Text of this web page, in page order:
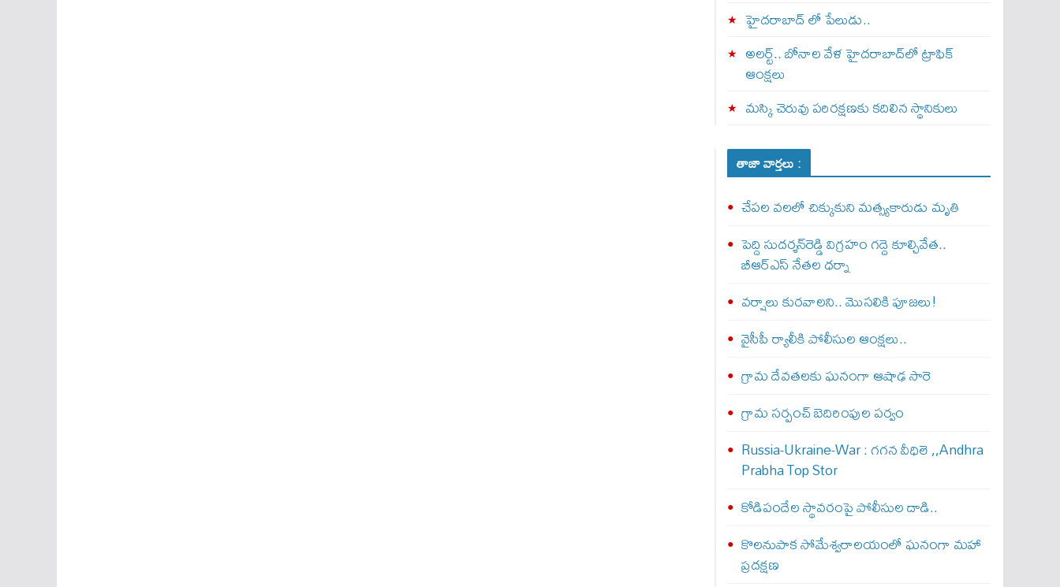
హైదరాబాద్ లో పేలుడు..
అలర్ట్‌.. బోనాల వేళ హైదరాబాద్‌లో ట్రాఫిక్‌
ఆంక్షలు
మస్కి చెరువు పరిరక్షణకు కదిలిన స్థానికులు
తాజా వార్తలు :
చేపల వలలో చిక్కుకుని మత్స్యకారుడు మృతి
పెద్ది సుదర్శన్‌రెడ్డి విగ్రహం గద్దె కూల్చివేత..
బీఆర్‌ఎస్‌ నేతల ధర్నా
వర్షాలు కురవాలని.. మొసలికి పూజలు!
వైసీపీ ర్యాలీకి పోలీసుల ఆంక్షలు..
గ్రామ దేవతలకు ఘనంగా ఆషాఢ సారె
గ్రామ సర్పంచ్‌ బెదిరింపుల పర్వం
Russia-Ukraine-War : గ‌గ‌న వీధిలె ,,Andhra
Prabha Top Stor
కోడిపందేల స్థావరంపై పోలీసుల దాడి..
కొలనుపాక సోమేశ్వరాలయంలో ఘనంగా మహా
ప్రదక్షణ